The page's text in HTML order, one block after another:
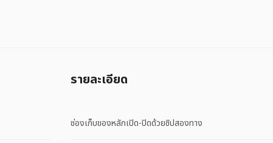
รายละเอียด
ช่องเก็บของหลักเปิด-ปิดด้วยซิปสองทาง